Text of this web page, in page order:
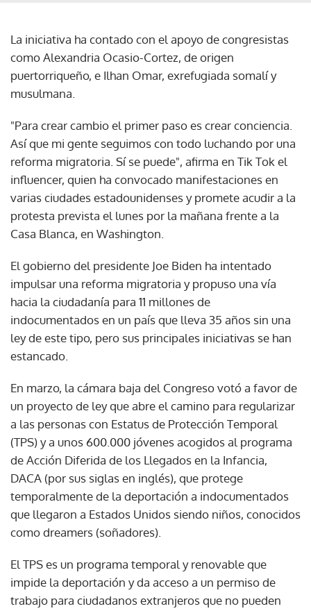
La iniciativa ha contado con el apoyo de congresistas
como Alexandria Ocasio-Cortez, de origen
puertorriqueño, e Ilhan Omar, exrefugiada somalí y
musulmana.
"Para crear cambio el primer paso es crear conciencia.
Así que mi gente seguimos con todo luchando por una
reforma migratoria. Sí se puede", afirma en Tik Tok el
influencer, quien ha convocado manifestaciones en
varias ciudades estadounidenses y promete acudir a la
protesta prevista el lunes por la mañana frente a la
Casa Blanca, en Washington.
El gobierno del presidente Joe Biden ha intentado
impulsar una reforma migratoria y propuso una vía
hacia la ciudadanía para 11 millones de
indocumentados en un país que lleva 35 años sin una
ley de este tipo, pero sus principales iniciativas se han
estancado.
En marzo, la cámara baja del Congreso votó a favor de
un proyecto de ley que abre el camino para regularizar
a las personas con Estatus de Protección Temporal
(TPS) y a unos 600.000 jóvenes acogidos al programa
de Acción Diferida de los Llegados en la Infancia,
DACA (por sus siglas en inglés), que protege
temporalmente de la deportación a indocumentados
que llegaron a Estados Unidos siendo niños, conocidos
como dreamers (soñadores).
El TPS es un programa temporal y renovable que
impide la deportación y da acceso a un permiso de
trabajo para ciudadanos extranjeros que no pueden